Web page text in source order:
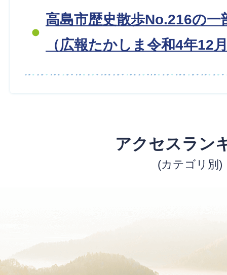
高島市歴史散歩No.216の一
（広報たかしま令和4年12
アクセスラン
(カテゴリ別)